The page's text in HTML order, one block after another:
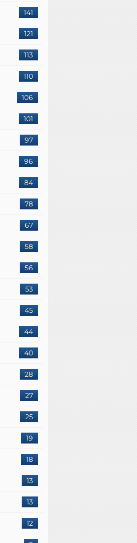
141
121
113
110
106
101
97
96
84
78
67
58
56
53
45
44
40
28
27
25
19
18
13
13
12